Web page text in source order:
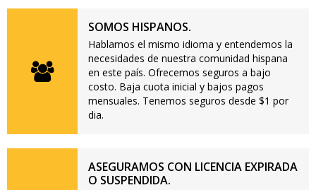
SOMOS HISPANOS.
Hablamos el mismo idioma y entendemos la
necesidades de nuestra comunidad hispana
en este país. Ofrecemos seguros a bajo
costo. Baja cuota inicial y bajos pagos
mensuales. Tenemos seguros desde $1 por
dia.
ASEGURAMOS CON LICENCIA EXPIRADA
O SUSPENDIDA.